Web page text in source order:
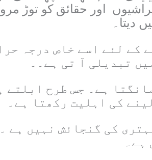
اور حقائق کو توڑ
دیتا۔
کے لئے اسے خاص درجہ
تبدیلی آ تی ہے۔۔
ہے۔ جس طرح
کی اہلیت رکھتا ہے۔
کی گنجائش نہیں ہے
ہے۔